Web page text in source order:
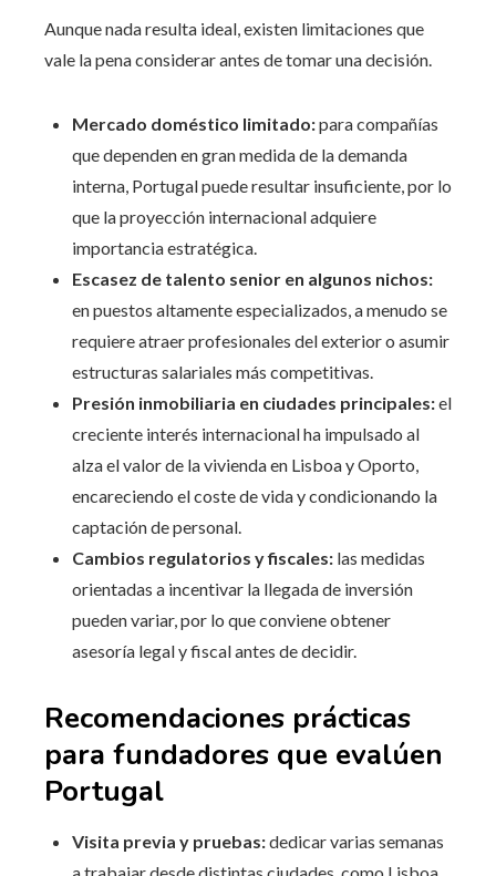
Aunque nada resulta ideal, existen limitaciones que
vale la pena considerar antes de tomar una decisión.
Mercado doméstico limitado:para compañías
que dependen en gran medida de la demanda
interna, Portugal puede resultar insuficiente, por lo
que la proyección internacional adquiere
importancia estratégica.
Escasez de talento senior en algunos nichos:
en puestos altamente especializados, a menudo se
requiere atraer profesionales del exterior o asumir
estructuras salariales más competitivas.
Presión inmobiliaria en ciudades principales:el
creciente interés internacional ha impulsado al
alza el valor de la vivienda en Lisboa y Oporto,
encareciendo el coste de vida y condicionando la
captación de personal.
Cambios regulatorios y fiscales: las medidas
orientadas a incentivar la llegada de inversión
pueden variar, por lo que conviene obtener
asesoría legal y fiscal antes de decidir.
Recomendaciones prácticas
para fundadores que evalúen
Portugal
Visita previa y pruebas:dedicar varias semanas